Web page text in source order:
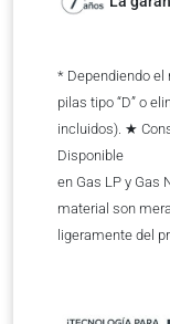
* Dependiendo el
pilas tipo “D” o
incluidos). ★
Disponible
en Gas LP y Gas
material son
ligeramente del